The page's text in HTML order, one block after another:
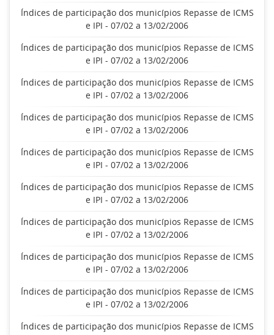
Índices de participação dos municípios Repasse de ICMS
e IPI - 07/02 a 13/02/2006
Índices de participação dos municípios Repasse de ICMS
e IPI - 07/02 a 13/02/2006
Índices de participação dos municípios Repasse de ICMS
e IPI - 07/02 a 13/02/2006
Índices de participação dos municípios Repasse de ICMS
e IPI - 07/02 a 13/02/2006
Índices de participação dos municípios Repasse de ICMS
e IPI - 07/02 a 13/02/2006
Índices de participação dos municípios Repasse de ICMS
e IPI - 07/02 a 13/02/2006
Índices de participação dos municípios Repasse de ICMS
e IPI - 07/02 a 13/02/2006
Índices de participação dos municípios Repasse de ICMS
e IPI - 07/02 a 13/02/2006
Índices de participação dos municípios Repasse de ICMS
e IPI - 07/02 a 13/02/2006
Índices de participação dos municípios Repasse de ICMS